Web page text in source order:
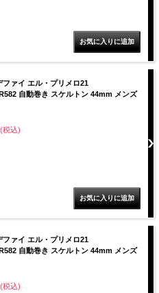
ファイ エル・プリメロ21
自動巻き スケルトン 44mm メンズ
税込)
ファイ エル・プリメロ21
自動巻き スケルトン 44mm メンズ
税込)